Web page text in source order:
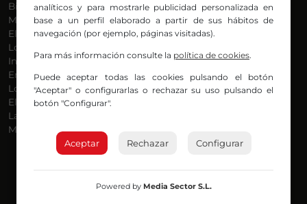
Bilbosport
Más Música
El Madrugador
Lo Más Nuevo
Informativos
En Ruta
Locos por la Música
El Supermadrugador
La Mañana de Radio Nervión
Más Madrugada
Agurtzane
Belén Ollero
Dani
Eva Argote
Endika
Iker
José Ignacio
Luis Carlos
Mar y Cielo
analíticos y para mostrarle publicidad personalizada en
base a un perfil elaborado a partir de sus hábitos de
navegación (por ejemplo, páginas visitadas).
Para más información consulte la política de cookies.
Puede aceptar todas las cookies pulsando el botón
"Aceptar" o configurarlas o rechazar su uso pulsando el
botón "Configurar".
Aceptar Rechazar Configurar
Powered by Media Sector S.L.